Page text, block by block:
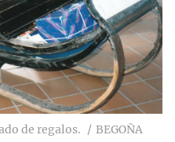
de regalos.
BEGOÑA